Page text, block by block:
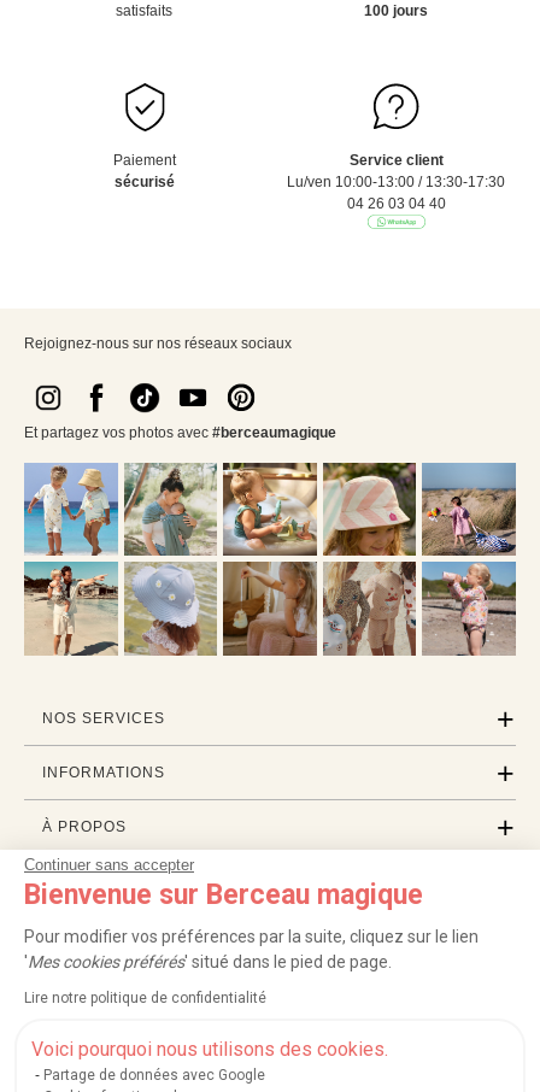
Continuer sans accepter
Bienvenue sur Berceau magique
Pour modifier vos préférences par la suite, cliquez sur le lien
'Mes cookies préférés' situé dans le pied de page.
Lire notre politique de confidentialité
Voici pourquoi nous utilisons des cookies.
Partage de données avec Google
satisfaits
100 jours
Paiement
sécurisé
Service client
Lu/ven 10:00-13:00 / 13:30-17:30
04 26 03 04 40
Rejoignez-nous sur nos réseaux sociaux
Et partagez vos photos avec #berceaumagique
NOS SERVICES
INFORMATIONS
À PROPOS
PROFESSIONNELS
LISTES CADEAUX
Service après-vente|FAQ|Rappels de produits|Protection des données
Mentions légales et crédits| Conditions générales de ventes